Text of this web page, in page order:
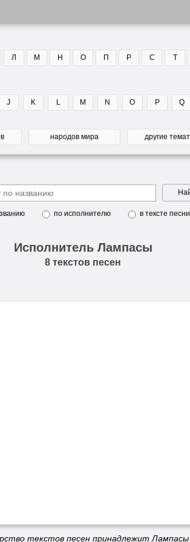
Л М Н О П Р С Т
J K L M N O P Q
народов мира другие
по исполнителю в тексте песни
Исполнитель Лампасы
8 текстов песен
текстов песен принадлежит Лампасы